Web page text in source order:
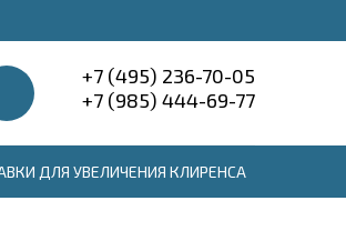
+7 (495) 236-70-05
+7 (985) 444-69-77
ДЛЯ УВЕЛИЧЕНИЯ КЛИРЕНСА